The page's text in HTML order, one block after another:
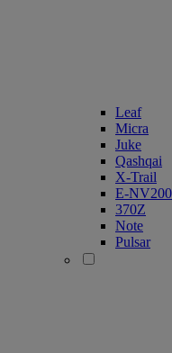
Leaf
Micra
Juke
Qashqai
X-Trail
E-
370Z
Note
Pulsar